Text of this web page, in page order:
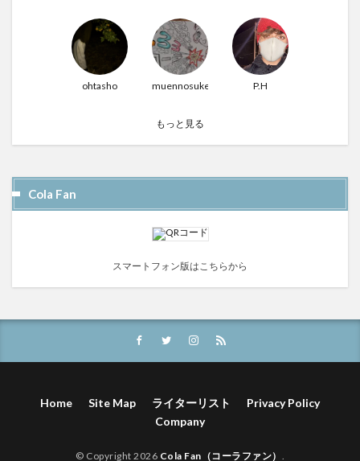
ohtasho muennosuke P.H
もっと見る
Cola Fan
スマートフォン版はこちらから
Home Site Map ライターリスト
Privacy Policy
Company
© Copyright 2026 Cola Fan（コーラファン） .